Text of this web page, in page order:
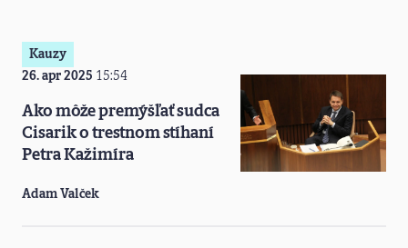
Kauzy
26. apr 2025 15:54
Ako môže premýšľať sudca
Cisarik o trestnom stíhaní
Petra Kažimíra
Adam Valček